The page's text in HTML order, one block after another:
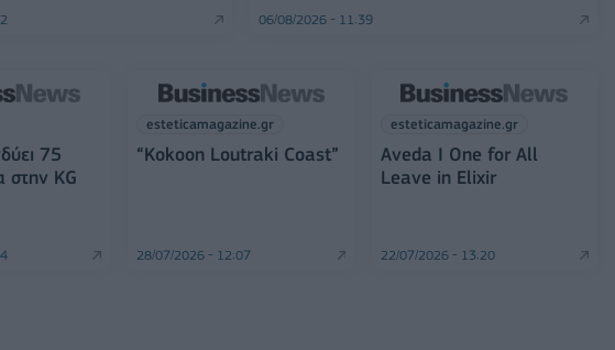
06/08/2026 - 11:39
75
στην KG
esteticamagazine.gr
“Kokoon Loutraki Coast”
28/07/2026 - 12:07
esteticamagazine.gr
Aveda I One for All
Leave in Elixir
22/07/2026 - 13:20